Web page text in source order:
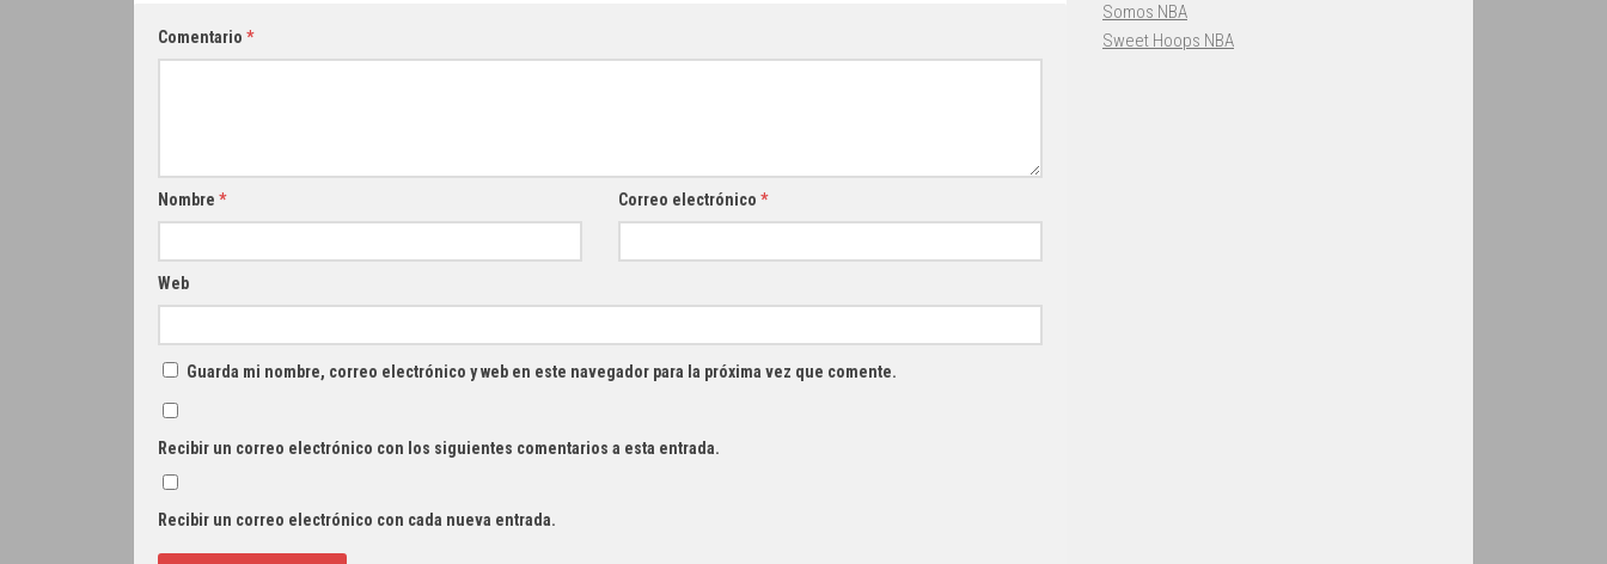
Comentario *
Nombre * Correo electrónico *
Web
Guarda mi nombre, correo electrónico y web en este navegador para la próxima vez que comente.
Recibir un correo electrónico con los siguientes comentarios a esta entrada.
Recibir un correo electrónico con cada nueva entrada.
Somos NBA
Sweet Hoops NBA